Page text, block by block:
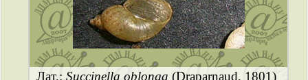
Лат.:Succinella oblonga (Draparnaud, 1801)